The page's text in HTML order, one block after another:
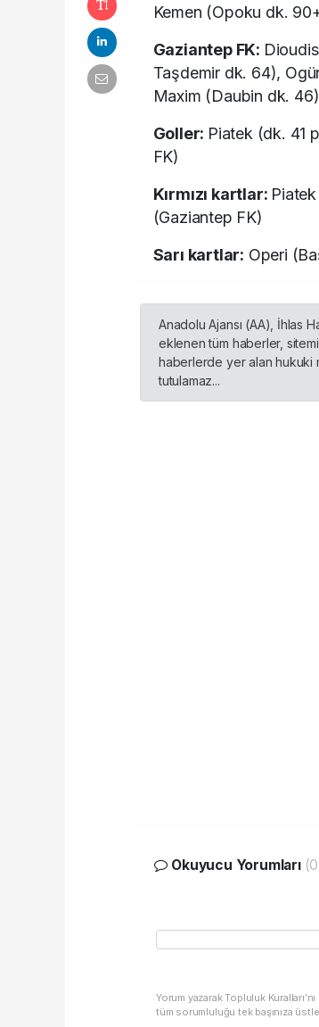
Kemen (Opoku dk.
Gaziantep FK:
Taşdemir dk. 64),
Maxim (Daubin dk.
Goller: Piatek (dk. 41
FK)
Kırmızı kartlar:
(Gaziantep FK)
Sarı kartlar: Operi
Anadolu Ajansı (AA), İhlas
eklenen tüm haberler,
haberlerde yer alan hukuki
tutulamaz...
Okuyucu Yorumları
Yorum yazarak Topluluk
tüm sorumluluğu tek başınıza